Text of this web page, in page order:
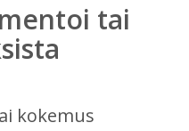
tai
kokemus